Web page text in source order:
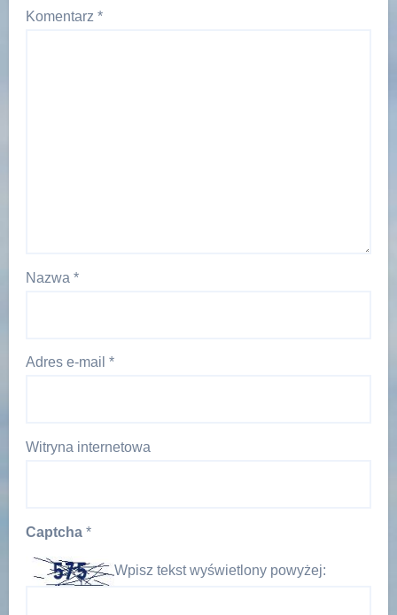
Komentarz *
Nazwa *
Adres e-mail *
Witryna internetowa
Captcha *
Wpisz tekst wyświetlony powyżej: